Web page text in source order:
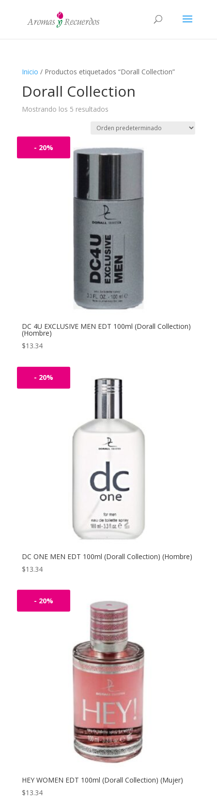
Inicio / Productos etiquetados “Dorall Collection”
Dorall Collection
Mostrando los 5 resultados
- 20%
DC 4U EXCLUSIVE MEN EDT 100ml (Dorall Collection)
(Hombre)
$13.34
- 20%
DC ONE MEN EDT 100ml (Dorall Collection) (Hombre)
$13.34
- 20%
HEY WOMEN EDT 100ml (Dorall Collection) (Mujer)
$13.34